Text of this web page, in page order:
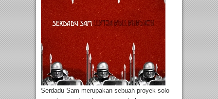
Serdadu Sam merupakan sebuah proyek solo